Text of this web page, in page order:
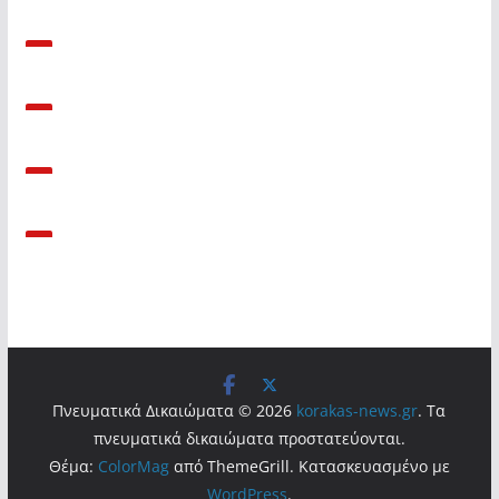
Πνευματικά Δικαιώματα © 2026 korakas-news.gr. Τα
πνευματικά δικαιώματα προστατεύονται.
Θέμα: ColorMagαπό ThemeGrill. Κατασκευασμένο με
WordPress.